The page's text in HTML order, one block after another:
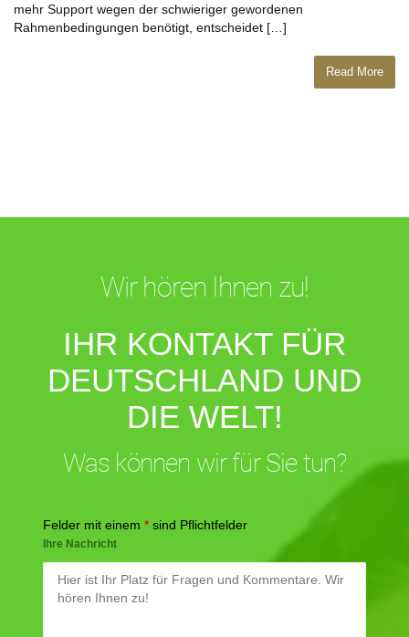
mehr Support wegen der schwieriger gewordenen
Rahmenbedingungen benötigt, entscheidet […]
Read More
Wir hören Ihnen zu!
IHR KONTAKT FÜR
DEUTSCHLAND UND
DIE WELT!
Was können wir für Sie tun?
Felder mit einem * sind Pflichtfelder
Ihre Nachricht